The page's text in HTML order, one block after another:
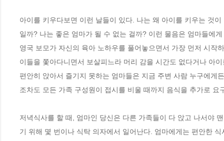
아이를 키우다보면 이런 날들이 있다. 나는 왜 아이를 키우는 것
일까? 나는 좋은 엄마가 될 수 없는 걸까? 이런 물음은 엄마들에
영국 보모가 자신의 육아 노하우를 풀어놓으면서 가장 먼저 시작
이들을 쫓아다니면서 보살피느라 머리 감을 시간도 없다거나 아
편안히 앉아서 즐기지 못하는 엄마들은 지금 주변 사람 누구에게
조차도 모든 가족 구성원이 접시를 비울 때까지 음식을 추가로 요
저녁식사를 할 때, 엄마인 당신은 다른 가족들이 다 앉고 나서야
기 위해 몇 번이나 식탁 의자에서 일어난다. 엄마에게는 편안한